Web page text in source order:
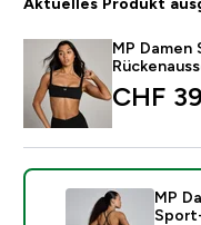
MP
CHF
MP